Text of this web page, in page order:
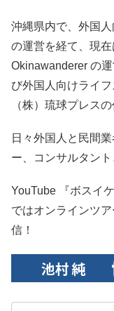
沖縄県内で、外国
の運営を経て、現
Okinawanderer の
び外国人向けライ
（株）琉球プレスの
日々外国人と民間
ー、コンサルタン
YouTube 『ボスイ
ではオンラインツ
信！